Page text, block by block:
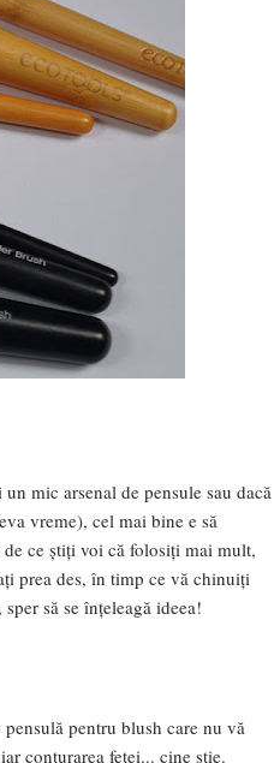
mic arsenal de pensule sau dacă
vreme), cel mai bine e să
ce știți voi că folosiți mai mult,
prea des, în timp ce vă chinuiți
să se înțeleagă ideea!
pentru blush care nu vă
conturarea feței... cine știe.